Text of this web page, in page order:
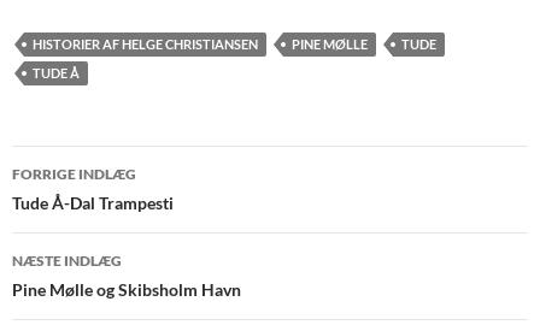
HISTORIER AF HELGE CHRISTIANSEN PINE MØLLE
TUDE
TUDE Å
Indlægsnavigation
FORRIGE INDLÆG
Tude Å-Dal Trampesti
NÆSTE INDLÆG
Pine Mølle og Skibsholm Havn